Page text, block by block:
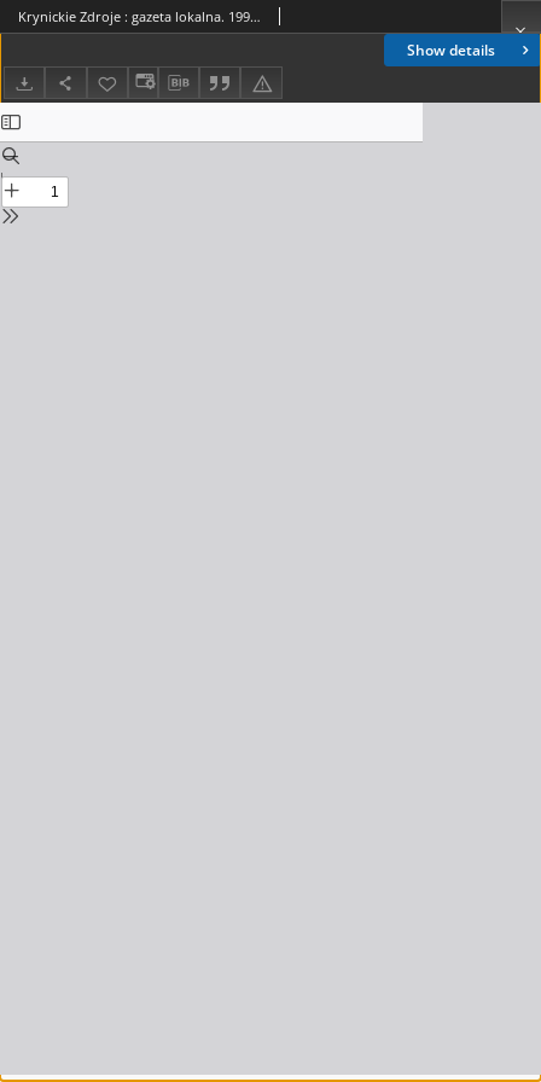
Show details
Krynickie Zdroje : gazeta lokalna. 1994, nr 02-03